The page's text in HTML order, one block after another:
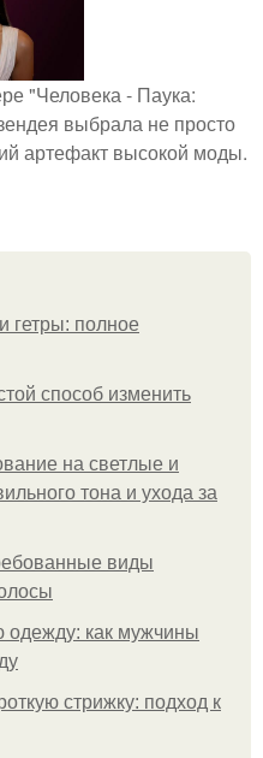
"Человека - Паука:
выбрала не просто
артефакт высокой моды.
гетры: полное
способ изменить
на светлые и
тона и ухода за
виды
одежду: как мужчины
стрижку: подход к